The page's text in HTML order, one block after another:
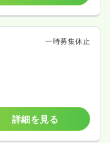
一時募集休止
詳細を見る